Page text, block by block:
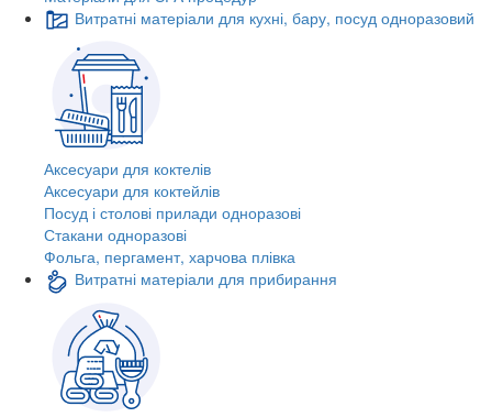
Витратні матеріали для кухні, бару, посуд одноразовий
Аксесуари для коктелів
Аксесуари для коктейлів
Посуд і столові прилади одноразові
Стакани одноразові
Фольга, пергамент, харчова плівка
Витратні матеріали для прибирання